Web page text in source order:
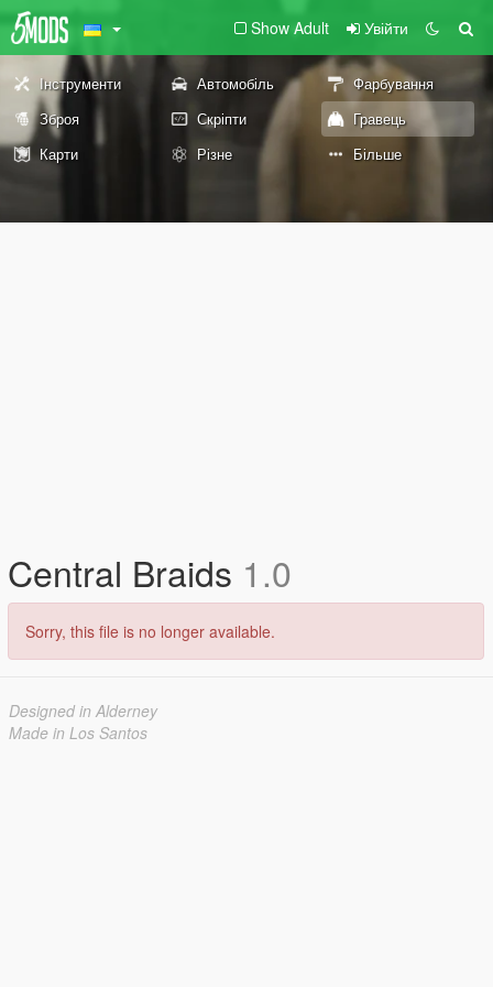
Show Adult Увійти
Інструменти Автомобіль
Фарбування
Зброя
Скріпти
Гравець
Карти
Різне Більше
Central Braids 1.0
Sorry, this file is no longer available.
Designed in Alderney
Made in Los Santos